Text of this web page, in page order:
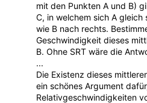
mit den Punkten A und B)
C, in welchem sich A
wie B nach rechts.
Geschwindigkeit dieses
B. Ohne SRT wäre die
...
Die Existenz dieses
ein schönes Argument
Relativgeschwindigkeiten